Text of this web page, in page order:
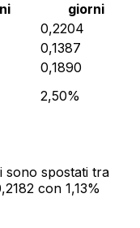
giorni
0,2204
0,1387
0,1890
2,50%
sono spostati tra
con 1,13%